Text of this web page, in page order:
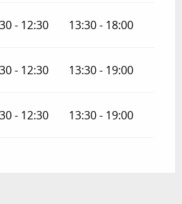
- 12:30 13:30 - 18:00
- 12:30 13:30 - 19:00
- 12:30 13:30 - 19:00